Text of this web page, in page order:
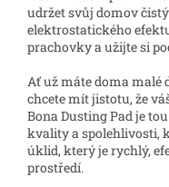
udržet svůj domov
elektrostatického
prachovky a užijte si
Ať už máte doma malé
chcete mít jistotu, že
Bona Dusting Pad je
kvality a spolehlivosti,
úklid, který je rychlý,
prostředí.